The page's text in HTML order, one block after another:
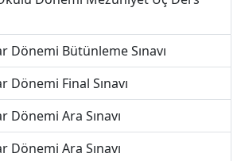
Dönemi Bütünleme Sınavı
Dönemi Final Sınavı
Dönemi Ara Sınavı
Dönemi Ara Sınavı